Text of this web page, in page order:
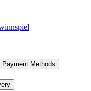
Payment Methods